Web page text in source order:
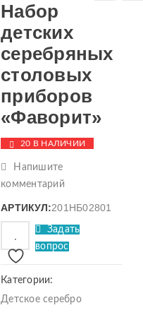
Набор
детских
серебряных
столовых
приборов
«Фаворит»
20 В НАЛИЧИИ
Напишите
комментарий
АРТИКУЛ:201НБ02801
Задать
вопрос
Категории:
Детское серебро